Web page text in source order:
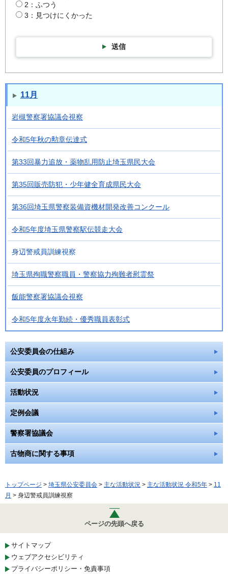
2：ふつう
3：見つけにくかった
送信
11月
岩槻警察署協議会視察
令和5年秋の勲章伝達式
第33回暴力追放・薬物乱用防止埼玉県民大会
第35回販売防犯・少年健全育成県民大会
第36回埼玉県警察装備資機材開発改善コンクール
令和5年度埼玉県警察駅伝競走大会
身辺警戒員訓練視察
埼玉県殉職警察職員・警察協力殉難者慰霊祭
飯能警察署協議会視察
令和5年度永年勤続・優秀職員表彰式
公安委員会の仕組み
公安委員のプロフィール
活動状況
定例会議
警察署協議会
古物商に関する事項
トップページ > 埼玉県公安委員会 > 主な活動状況 > 主な活動状況 令和5年 > 11
月 > 身辺警戒員訓練視察
ページの先頭へ戻る
サイトマップ
ウェブアクセシビリティ
プライバシーポリシー・免責事項